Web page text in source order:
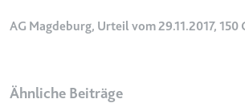
Werbebannern auf der
Ablauf:
Beständig
AG Magdeburg, Urteil vom 29.11.2017, 150
Ähnliche Beiträge